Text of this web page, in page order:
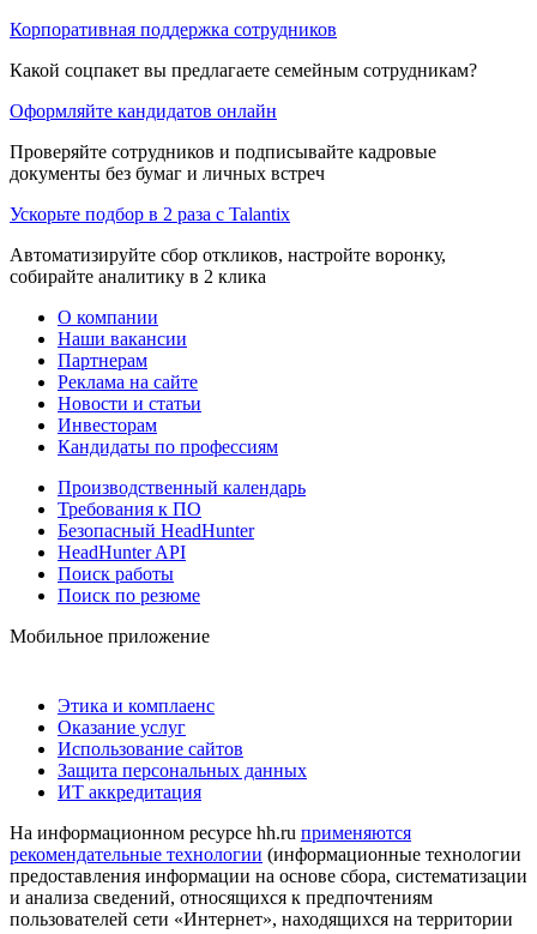
Корпоративная поддержка сотрудников
Какой соцпакет вы предлагаете семейным сотрудникам?
Оформляйте кандидатов онлайн
Проверяйте сотрудников и подписывайте кадровые
документы без бумаг и личных встреч
Ускорьте подбор в 2 раза с Talantix
Автоматизируйте сбор откликов, настройте воронку,
собирайте аналитику в 2 клика
О компании
Наши вакансии
Партнерам
Реклама на сайте
Новости и статьи
Инвесторам
Кандидаты по профессиям
Производственный календарь
Требования к ПО
Безопасный HeadHunter
HeadHunter API
Поиск работы
Поиск по резюме
Мобильное приложение
Этика и комплаенс
Оказание услуг
Использование сайтов
Защита персональных данных
ИТ аккредитация
На информационном ресурсе hh.ru применяются
рекомендательные технологии (информационные технологии
предоставления информации на основе сбора, систематизации
и анализа сведений, относящихся к предпочтениям
пользователей сети «Интернет», находящихся на территории